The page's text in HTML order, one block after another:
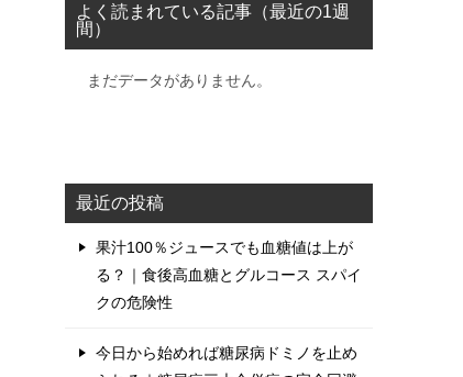
よく読まれている記事（最近の1週
間）
まだデータがありません。
最近の投稿
果汁100％ジュースでも血糖値は上が
る？｜食後高血糖とグルコース スパイ
クの危険性
今日から始めれば糖尿病ドミノを止め